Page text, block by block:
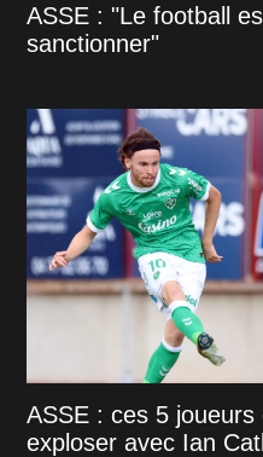
ASSE : "Le football
sanctionner"
ASSE : ces 5
exploser avec Ian